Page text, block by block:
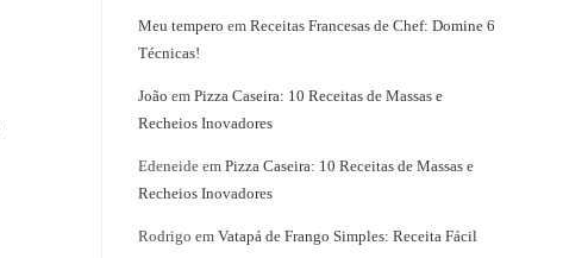
Meu tempero em Receitas Francesas de Chef: Domine 6
Técnicas!
João em Pizza Caseira: 10 Receitas de Massas e
Recheios Inovadores
Edeneide em Pizza Caseira: 10 Receitas de Massas e
Recheios Inovadores
Rodrigo em Vatapá de Frango Simples: Receita Fácil